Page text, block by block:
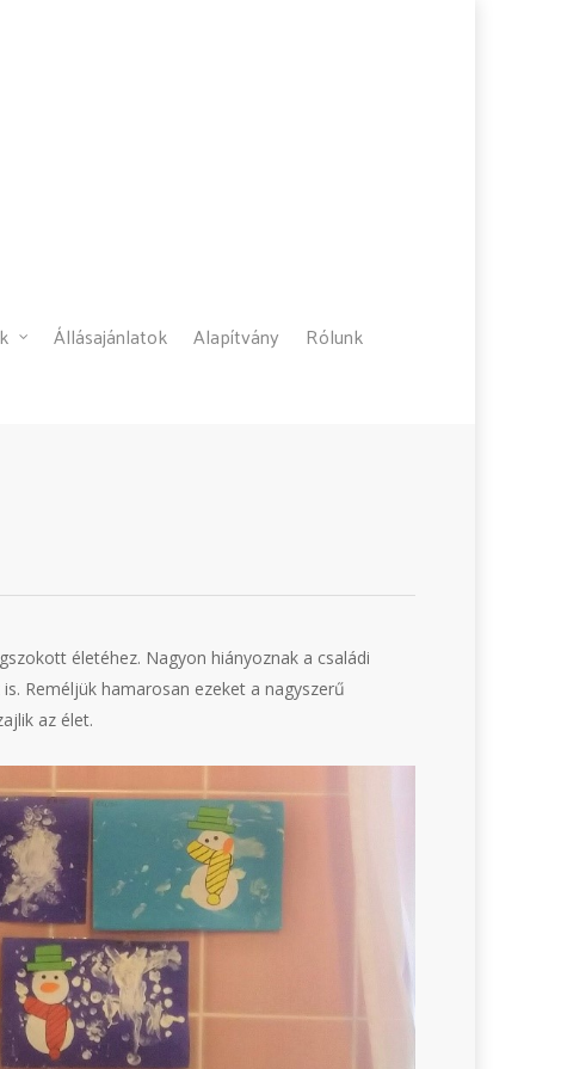
Állásajánlatok Alapítvány
Rólunk
életéhez. Nagyon hiányoznak a családi
Reméljük hamarosan ezeket a nagyszerű
az élet.